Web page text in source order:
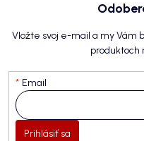
Vložte svoj e-mail a my Vám
produktoch
Email
Prihlásiť sa